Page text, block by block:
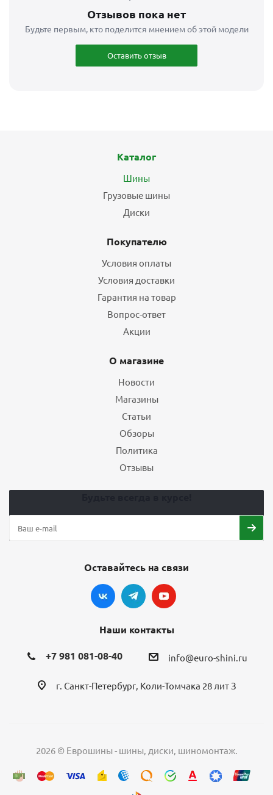
Отзывов пока нет
Будьте первым, кто поделится мнением об этой модели
Оставить отзыв
Каталог
Шины
Грузовые шины
Диски
Покупателю
Условия оплаты
Условия доставки
Гарантия на товар
Вопрос-ответ
Акции
О магазине
Новости
Магазины
Статьи
Обзоры
Политика
Отзывы
Оставайтесь на связи
Наши контакты
+7 981 081-08-40 info@euro-shini.ru
г. Санкт-Петербург, Коли-Томчака 28 лит З
2026 © Еврошины - шины, диски, шиномонтаж.